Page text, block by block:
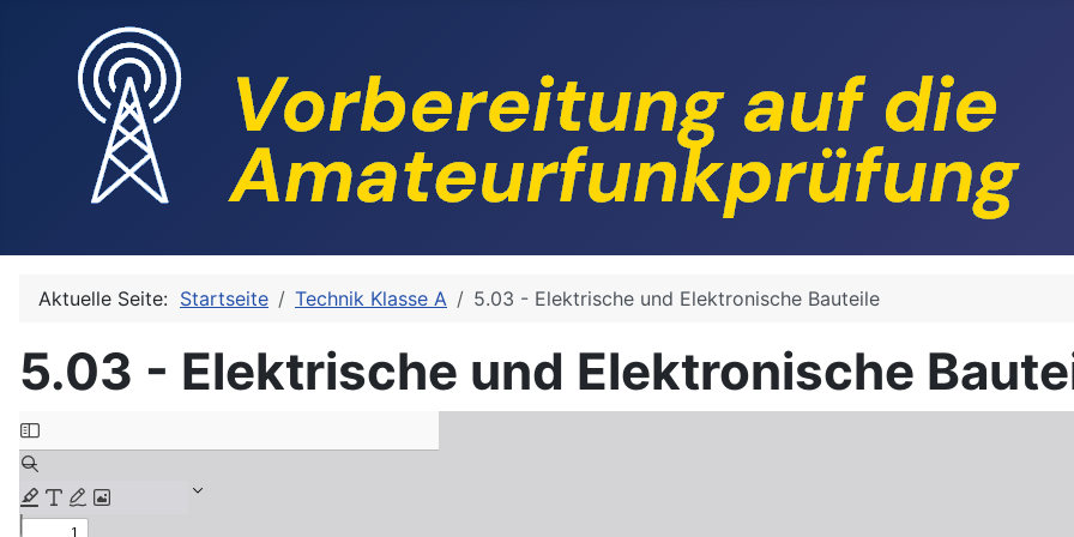
Aktuelle Seite: Startseite Technik Klasse A 5.03 - Elektrische und Elektronische Bauteile
5.03 - Elektrische und Elektronische